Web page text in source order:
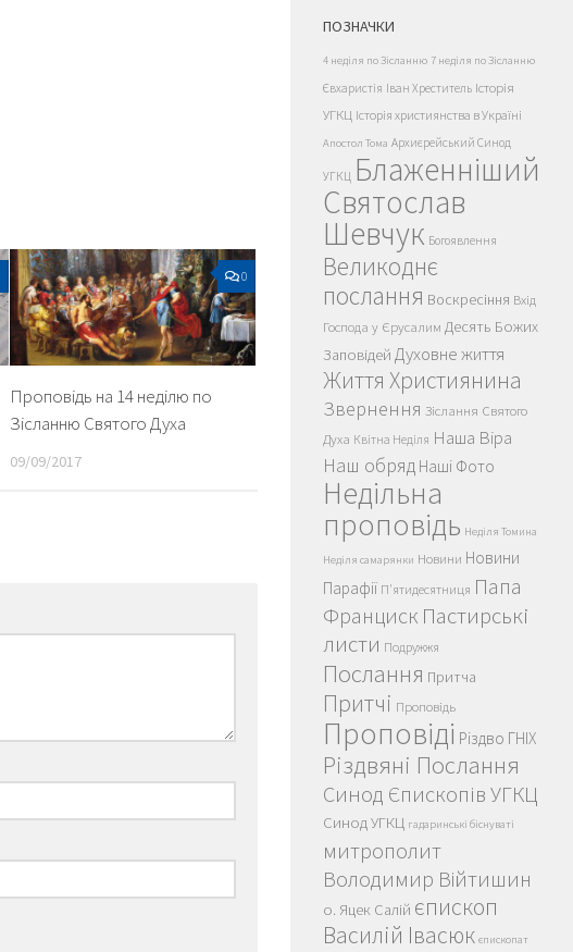
0
Проповідь на 14 неділю по
Зісланню Святого Духа
09/09/2017
ПОЗНАЧКИ
4 неділя по Зісланню 7 неділя по Зісланню
Євхаристія Іван Хреститель Історія
УГКЦ Історія християнства в Україні
Апостол Тома Архиєрейський Синод
УГКЦ Блаженніший
Святослав
Шевчук Богоявлення
Великоднє
послання Воскресіння Вхід
Господа у Єрусалим Десять Божих
Заповідей Духовне життя
Життя Християнина
Звернення Зіслання Святого
Духа Квітна Неділя Наша Віра
Наш обряд Наші Фото
Недільна
проповідь Неділя Томина
Неділя самарянки Новини Новини
Парафії П'ятидесятниця Папа
Франциск Пастирські
листи Подружжя
Послання Притча
Притчі Проповідь
Проповіді Різдво ГНІХ
Різдвяні Послання
Синод Єпископів УГКЦ
Синод УГКЦ гадаринські біснуваті
митрополит
Володимир Війтишин
о. Яцек Салій єпископ
Василій Івасюк єпископат